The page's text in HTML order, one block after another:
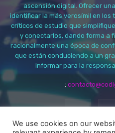
ascensión digital. Ofrecer
identificar la más verosímil en
críticos de estudio que
y conectarlos, dando forma a
racionalmente una época de
que están conduciendo a un
Informar para la
:
We use cookies on our